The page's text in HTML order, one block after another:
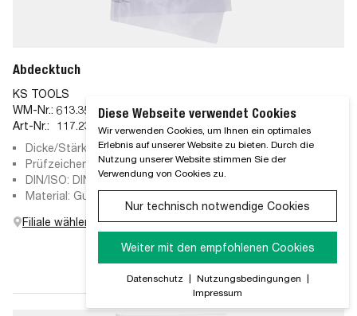
Abdecktuch
KS TOOLS
WM-Nr.: 613.35.31
Art-Nr.:
117.2306
Dicke/Stärke: 0,5 mm
Prüfzeichen: 1000V
DIN/ISO: DIN EN 61112
Material: Gummi
Filiale wählen
Diese Webseite verwendet Cookies
Wir verwenden Cookies, um Ihnen ein optimales
Erlebnis auf unserer Website zu bieten. Durch die
Nutzung unserer Website stimmen Sie der
Verwendung von Cookies zu.
Nur technisch notwendige Cookies
Weiter mit den empfohlenen Cookies
Datenschutz | Nutzungsbedingungen |
Impressum